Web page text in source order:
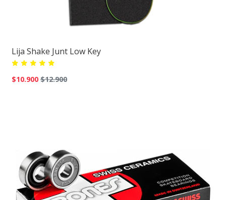
Lija Shake Junt Low Key
$10.900 $12.900